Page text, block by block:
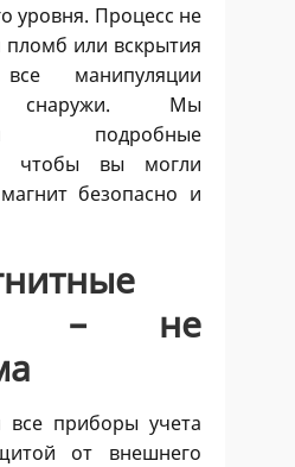
уровня. Процесс не
пломб или вскрытия
манипуляции
снаружи. Мы
подробные
чтобы вы могли
безопасно и
– не
все приборы учета
от внешнего